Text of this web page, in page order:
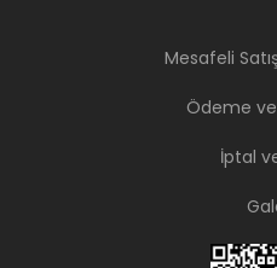
Mesafeli
Ödeme
İptal